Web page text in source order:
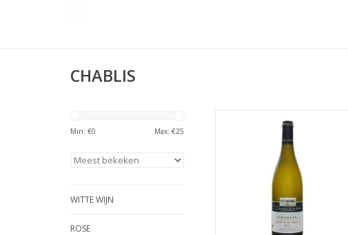
CHABLIS
Min: €0 Max: €25
WITTE WIJN
ROSE
een nerveuze wijn met veel
frisheid. Het is een perfecte
aanvulling op Bourgondische
slakken, andouillette de Chablis,
evenals zeevruchten.Het behoud
varieert tussen 5 en 7 jaar.
TOEVOEGEN AAN WINKELWAGEN